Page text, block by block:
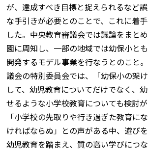
が、達成すべき目標と捉えられるなど
な手引きが必要とのことで、これに着
した。中央教育審議会では議論をまと
園に周知し、一部の地域では幼保小と
開発するモデル事業を行なうとのこと
議会の特別委員会では、「幼保小の架
して、幼児教育についてだけでなく、
せるような小学校教育についても検討が
「小学校の先取りや行き過ぎた教育に
ければならぬ」との声がある中、遊び
幼児教育を踏まえ、質の高い学びにつ